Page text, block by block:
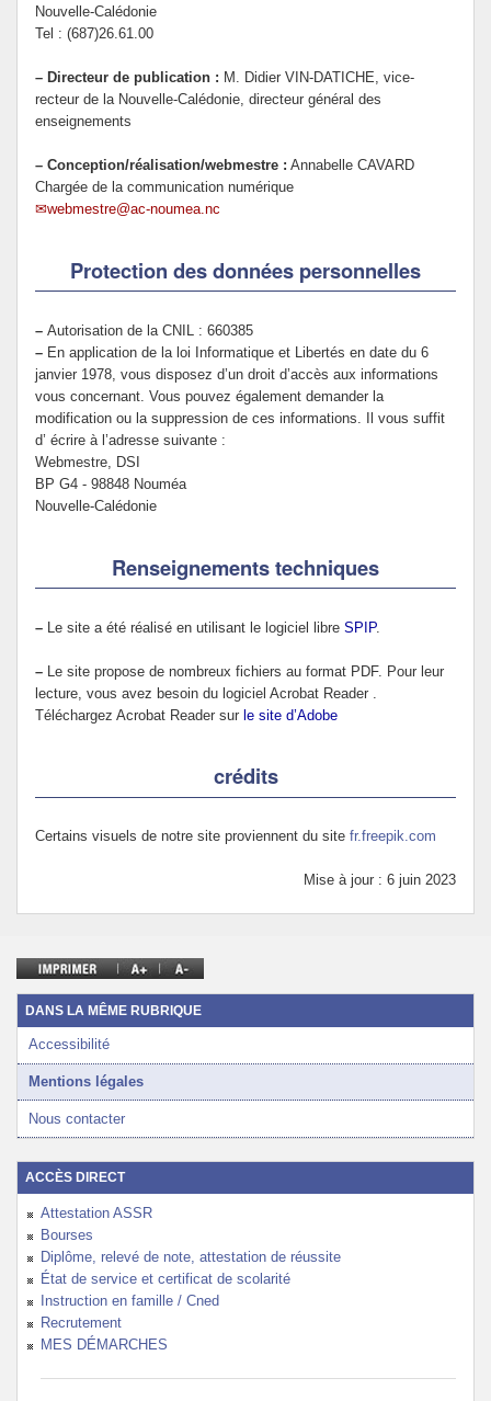
Nouvelle-Calédonie
Tel : (687)26.61.00
– Directeur de publication : M. Didier VIN-DATICHE, vice-
recteur de la Nouvelle-Calédonie, directeur général des
enseignements
– Conception/réalisation/webmestre : Annabelle CAVARD
Chargée de la communication numérique
webmestre@ac-noumea.nc
Protection des données personnelles
– Autorisation de la CNIL : 660385
– En application de la loi Informatique et Libertés en date du 6
janvier 1978, vous disposez d’un droit d’accès aux informations
vous concernant. Vous pouvez également demander la
modification ou la suppression de ces informations. Il vous suffit
d’ écrire à l’adresse suivante :
Webmestre, DSI
BP G4 - 98848 Nouméa
Nouvelle-Calédonie
Renseignements techniques
– Le site a été réalisé en utilisant le logiciel libre SPIP.
– Le site propose de nombreux fichiers au format PDF. Pour leur
lecture, vous avez besoin du logiciel Acrobat Reader .
Téléchargez Acrobat Reader sur le site d’Adobe
crédits
Certains visuels de notre site proviennent du site fr.freepik.com
Mise à jour : 6 juin 2023
DANS LA MÊME RUBRIQUE
Accessibilité
Mentions légales
Nous contacter
ACCÈS DIRECT
Attestation ASSR
Bourses
Diplôme, relevé de note, attestation de réussite
État de service et certificat de scolarité
Instruction en famille / Cned
Recrutement
MES DÉMARCHES